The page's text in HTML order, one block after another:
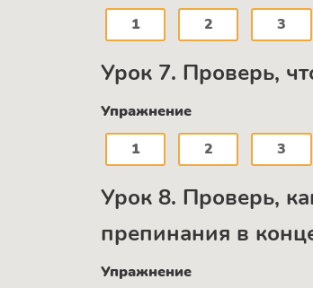
1
2 3
Урок 7. Проверь,
Упражнение
1
2 3
Урок 8. Проверь,
препинания в
Упражнение